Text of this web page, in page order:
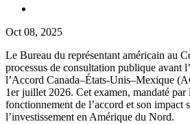
Oct 08, 2025
Le Bureau du représentant américain au
processus de consultation publique avant
l’Accord Canada–États-Unis–Mexique
1er juillet 2026. Cet examen, mandaté par
fonctionnement de l’accord et son impact
l’investissement en Amérique du Nord.